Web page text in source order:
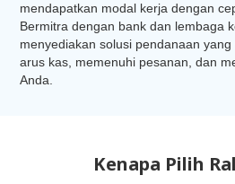
mendapatkan modal kerja dengan
Bermitra dengan bank dan lembaga
menyediakan solusi pendanaan
arus kas, memenuhi pesanan, dan
Anda.
Kenapa Pilih